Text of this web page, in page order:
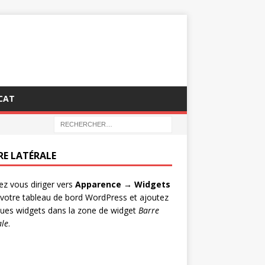
LATÉRALE
vous diriger vers Apparence → Widgets
tableau de bord WordPress et ajoutez
widgets dans la zone de widget Barre
.